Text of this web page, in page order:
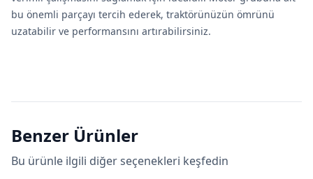
bu önemli parçayı tercih ederek, traktörünüzün ömrünü
uzatabilir ve performansını artırabilirsiniz.
Benzer Ürünler
Bu ürünle ilgili diğer seçenekleri keşfedin